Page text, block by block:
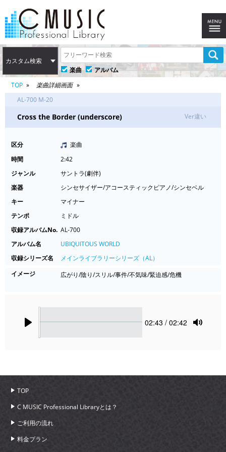
カスタム検索
楽曲
アルバム
TOP
楽曲詳細画面
AL-700 M-20
Cross the Border (underscore) Ver違い
区分
楽曲
時間
2:42
ジャンル
サントラ(劇伴)
楽器
シンセサイザー/アコースティックピアノ/シンセベル
キー
マイナー
テンポ
ミドル
収録アルバムNo. AL-700
アルバム名
UBIQUITOUS WORLD
収録シリーズ名
メインライブラリーシリーズ（AL）
イメージ
広がり/陰り/スリル/事件/不気味/緊迫感/危機
Current
02:43 / 02:42
TOP
C MUSIC Professional Libraryとは？
ご利用の流れ
料金プラン